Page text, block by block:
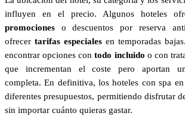
influyen en el precio. Algunos hoteles
promociones o descuentos por reserva
ofrecer tarifas especiales en temporadas
encontrar opciones contodo incluido o con
que incrementan el coste pero aportan
completa. En definitiva, los hoteles con spa en
diferentes presupuestos, permitiendo disfrutar
sin importar cuánto quieras gastar.